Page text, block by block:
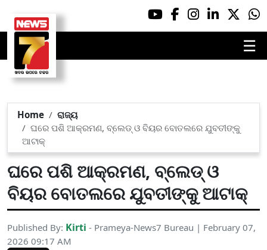
☰
Home
ରାଜ୍ୟ
ଘରେ ପଶି ଆକ୍ରମଣ, ବ୍ଲେଡ୍ ଓ ବିୟର ବୋତଲରେ ଯୁବତୀଙ୍କୁ
ଆଟାକ୍
ଘରେ ପଶି ଆକ୍ରମଣ, ବ୍ଲେଡ୍ ଓ
ବିୟର ବୋତଲରେ ଯୁବତୀଙ୍କୁ ଆଟାକ୍
Published By: Kirti - Prameya-News7 Bureau | February 07,
2026 09:17 AM